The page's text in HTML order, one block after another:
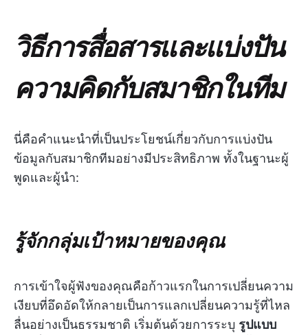
วิธีการสื่อสารและแบ่งปัน
ความคิดกับสมาชิกในทีม
นี่คือคำแนะนำที่เป็นประโยชน์เกี่ยวกับการแบ่งปัน
ข้อมูลกับสมาชิกทีมอย่างมีประสิทธิภาพ ทั้งในฐานะผู้
พูดและผู้นำ:
รู้จักกลุ่มเป้าหมายของคุณ
การเข้าใจผู้ฟังของคุณคือก้าวแรกในการเปลี่ยนความ
เงียบที่อึดอัดให้กลายเป็นการแลกเปลี่ยนความรู้ที่ไหล
ลื่นอย่างเป็นธรรมชาติ เริ่มต้นด้วยการระบุ รูปแบบ